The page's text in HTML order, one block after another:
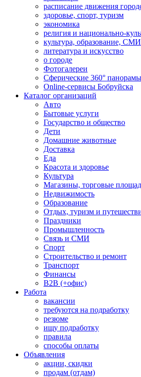
расписание движения
здоровье, спорт, туризм
экономика
религия и национально-
культура, образование, СМИ
литература и искусство
о городе
Фотогалереи
Сферические 360° панорамы
Online-сервисы Бобруйска
Каталог организаций
Авто
Бытовые услуги
Государство и общество
Дети
Домашние животные
Доставка
Еда
Красота и здоровье
Культура
Магазины, торговые
Недвижимость
Образование
Отдых, туризм и
Праздники
Промышленность
Связь и СМИ
Спорт
Строительство и ремонт
Транспорт
Финансы
B2B (+офис)
Работа
вакансии
требуются на подработку
резюме
ищу подработку
правила
способы оплаты
Объявления
акции, скидки
продам (отдам)